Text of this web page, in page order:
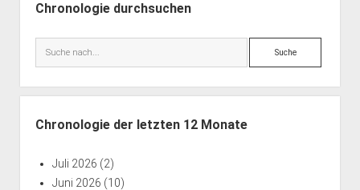
Chronologie durchsuchen
Suche
Chronologie der letzten 12 Monate
Juli 2026 (2)
Juni 2026 (10)